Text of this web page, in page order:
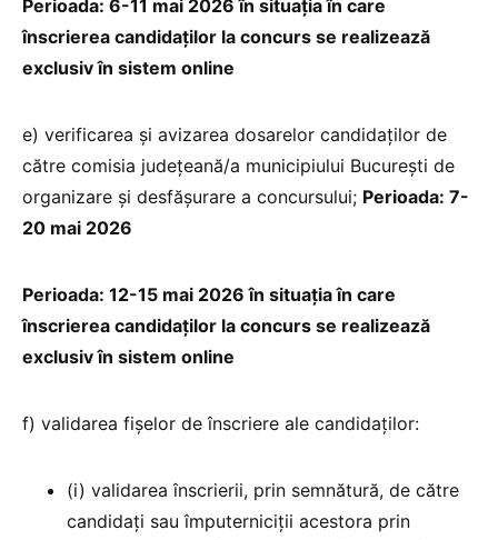
Perioada: 6-11 mai 2026 în situaţia în care
înscrierea candidaţilor la concurs se realizează
exclusiv în sistem online
e) verificarea și avizarea dosarelor candidaților de
către comisia judeţeană/a municipiului Bucureşti de
organizare și desfășurare a concursului; Perioada: 7-
20 mai 2026
Perioada: 12-15 mai 2026 în situaţia în care
înscrierea candidaţilor la concurs se realizează
exclusiv în sistem online
f) validarea fişelor de înscriere ale candidaţilor:
(i) validarea înscrierii, prin semnătură, de către
candidați sau împuterniciții acestora prin